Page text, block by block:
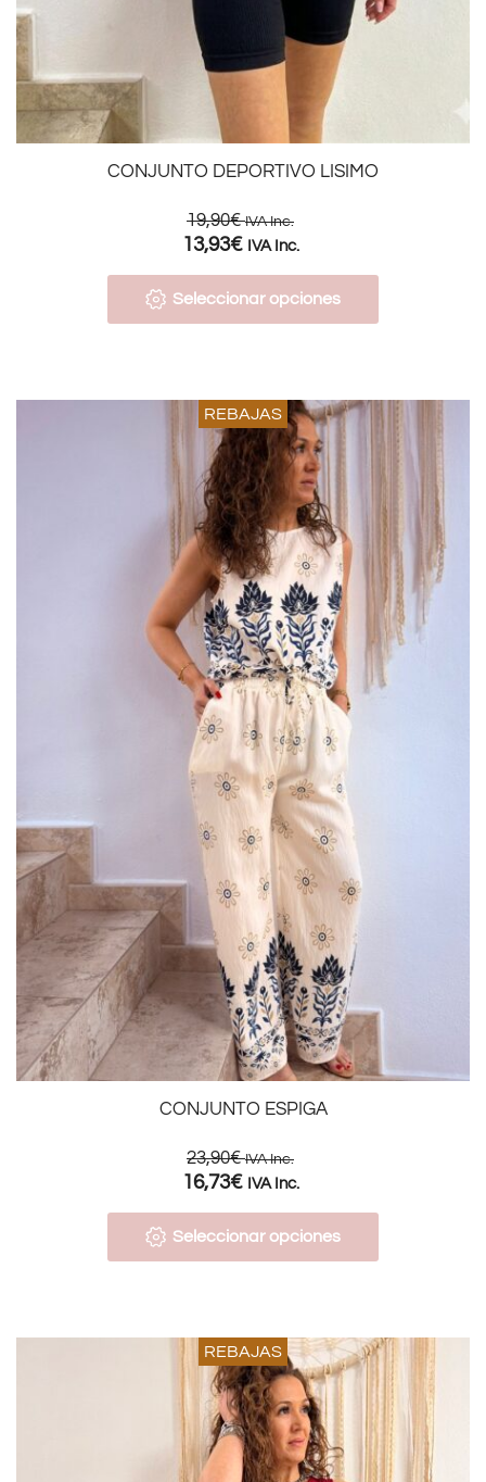
CONJUNTO DEPORTIVO LISIMO
19,90€ IVA Inc.
13,93€ IVA Inc.
Seleccionar opciones
REBAJAS
CONJUNTO ESPIGA
23,90€ IVA Inc.
16,73€ IVA Inc.
Seleccionar opciones
REBAJAS